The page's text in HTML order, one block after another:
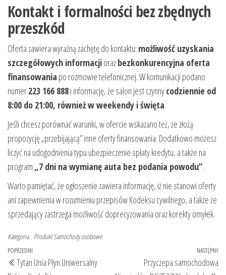
Kontakt i formalności bez zbędnych
przeszkód
Oferta zawiera wyraźną zachętę do kontaktu: możliwość uzyskania
szczegółowych informacjiorazbezkonkurencyjna oferta
finansowania po rozmowie telefonicznej. W komunikacji podano
numer223 166 888i informację, że salon jest czynnycodziennie od
8:00 do 21:00, również w weekendy i święta.
Jeśli chcesz porównać warunki, w ofercie wskazano też, że złożą
propozycję „przebijającą” inne oferty finansowania. Dodatkowo możesz
liczyć na udogodnienia typu ubezpieczenie spłaty kredytu, a także na
program „7 dni na wymianę auta bez podania powodu”.
Warto pamiętać, że ogłoszenie zawiera informację, iż nie stanowi oferty
ani zapewnienia w rozumieniu przepisów Kodeksu cywilnego, a także że
sprzedający zastrzega możliwość doprecyzowania oraz korekty omyłek.
Kategoria Produkt Samochody osobowe
Nawigacja
wpisu
Poprzedni
wpis
POPRZEDNI
Tytan Unia Płyn Uniwersalny
NASTĘPNY
Przyczepa samochodowa